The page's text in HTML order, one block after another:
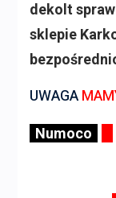
dekolt
sklepie
UWAGA
Numoco